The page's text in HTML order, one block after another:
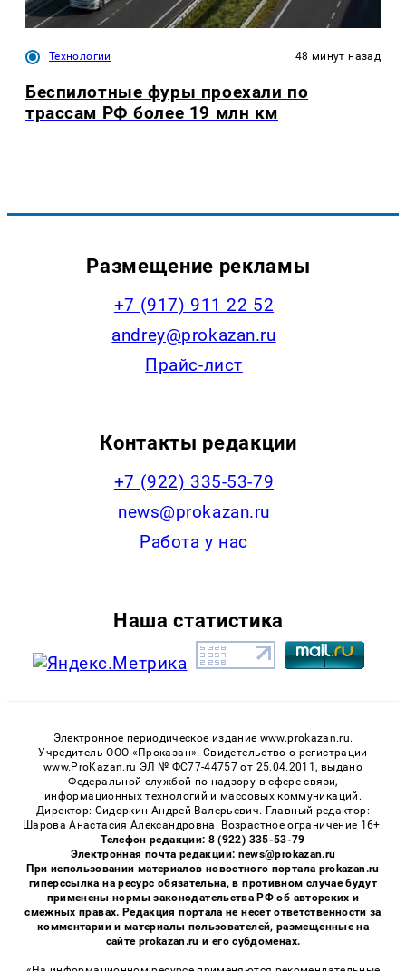
Технологии 48 минут назад
Беспилотные фуры проехали по
трассам РФ более 19 млн км
Размещение рекламы
+7 (917) 911 22 52
andrey@prokazan.ru
Прайс-лист
Контакты редакции
+7 (922) 335-53-79
news@prokazan.ru
Работа у нас
Наша статистика
Электронное периодическое издание www.prokazan.ru.
Учредитель ООО «Проказан». Cвидетельство о регистрации
www.ProKazan.ru ЭЛ № ФС77-44757 от 25.04.2011, выдано
Федеральной службой по надзору в сфере связи,
информационных технологий и массовых коммуникаций.
Директор: Сидоркин Андрей Валерьевич. Главный редактор:
Шарова Анастасия Александровна. Возрастное ограничение 16+.
Телефон редакции: 8 (922) 335-53-79
Электронная почта редакции: news@prokazan.ru
При использовании материалов новостного портала prokazan.ru
гиперссылка на ресурс обязательна, в противном случае будут
применены нормы законодательства РФ об авторских и
смежных правах. Редакция портала не несет ответственности за
комментарии и материалы пользователей, размещенные на
сайте prokazan.ru и его субдоменах.